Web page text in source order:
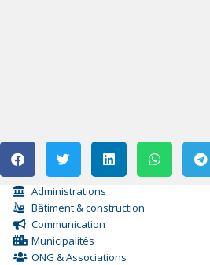
Administrations
Bâtiment & construction
Communication
Municipalités
ONG & Associations